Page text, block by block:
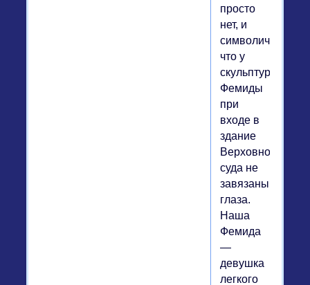
просто
нет, и
символично,
что у
скульптуры
Фемиды
при
входе в
здание
Верховного
суда не
завязаны
глаза.
Наша
Фемида
—
девушка
легкого